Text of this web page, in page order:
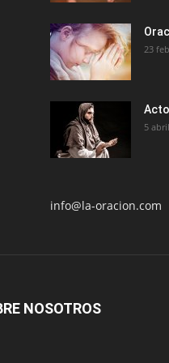
23
5
info@la-oracion.com
NOSOTROS